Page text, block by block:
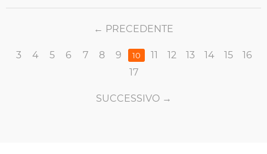
PRECEDENTE
3 4 5 6 7 8 9 10 11 12 13 14 15
16
17
SUCCESSIVO